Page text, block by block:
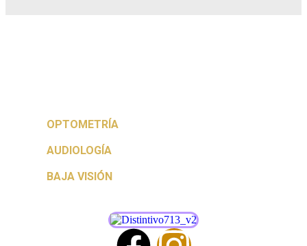
OPTOMETRÍA
AUDIOLOGÍA
BAJA VISIÓN